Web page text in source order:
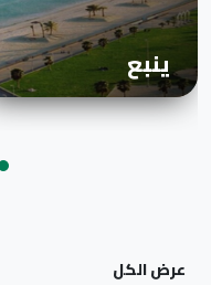
ينبع
عرض الكل